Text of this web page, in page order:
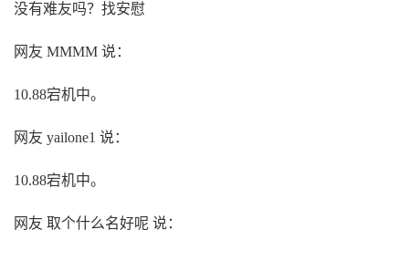
没有难友吗？找安慰
网友 MMMM 说：
10.88宕机中。
网友 yailone1 说：
10.88宕机中。
网友 取个什么名好呢 说：